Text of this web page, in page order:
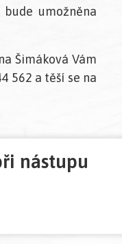
umožněna
Šimáková Vám
562 a těší se na
nástupu